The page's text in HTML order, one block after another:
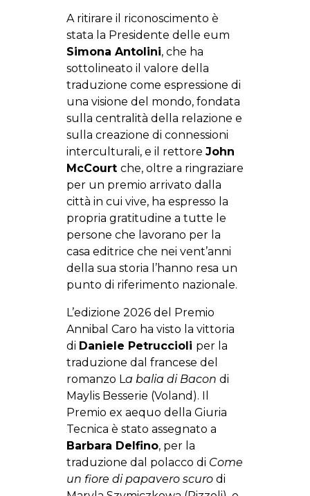
A ritirare il riconoscimento è
stata la Presidente delle eum
Simona Antolini, che ha
sottolineato il valore della
traduzione come espressione di
una visione del mondo, fondata
sulla centralità della relazione e
sulla creazione di connessioni
interculturali, e il rettore John
McCourt che, oltre a ringraziare
per un premio arrivato dalla
città in cui vive, ha espresso la
propria gratitudine a tutte le
persone che lavorano per la
casa editrice che nei vent’anni
della sua storia l’hanno resa un
punto di riferimento nazionale.
L’edizione 2026 del Premio
Annibal Caro ha visto la vittoria
di Daniele Petruccioli per la
traduzione dal francese del
romanzo La balia di Bacon di
Maylis Besserie (Voland). Il
Premio ex aequo della Giuria
Tecnica è stato assegnato a
Barbara Delfino, per la
traduzione dal polacco di Come
un fiore di papavero scuro di